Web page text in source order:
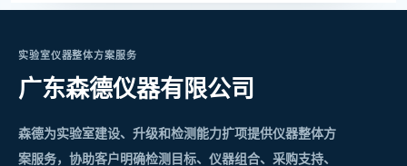
实验室仪器整体方案服务
广东森德仪器有限公司
森德为实验室建设、升级和检测能力扩项提供仪器整体方
案服务，协助客户明确检测目标、仪器组合、采购支持、